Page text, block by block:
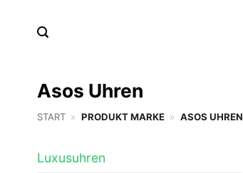
Asos Uhren
START » PRODUKT MARKE » ASOS UHREN
Luxusuhren